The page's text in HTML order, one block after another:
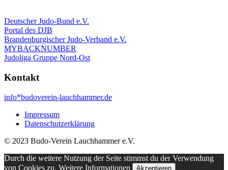
Deutscher Judo-Bund e.V.
Portal des DJB
Brandenburgischer Judo-Verband e.V.
MYBACKNUMBER
Judoliga Gruppe Nord-Ost
Kontakt
info*budoverein-lauchhammer.de
Impressum
Datenschutzerklärung
© 2023 Budo-Verein Lauchhammer e.V.
Durch die weitere Nutzung der Seite stimmst du der Verwendung
von Cookies zu. Weitere Informationen Akzeptieren